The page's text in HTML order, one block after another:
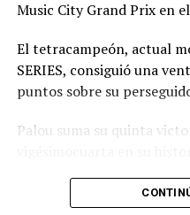
Music City Grand Prix en
El tetracampeón, actual
SERIES, consiguió una
puntos sobre su
Palou suma su quinta
en esta carrera que se